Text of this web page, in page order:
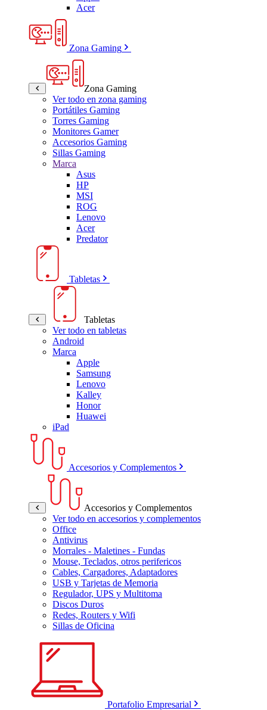
Acer
Zona Gaming
Zona Gaming
Ver todo en zona gaming
Portátiles Gaming
Torres Gaming
Monitores Gamer
Accesorios Gaming
Sillas Gaming
Marca
Asus
HP
MSI
ROG
Lenovo
Acer
Predator
Tabletas
Tabletas
Ver todo en tabletas
Android
Marca
Apple
Samsung
Lenovo
Kalley
Honor
Huawei
iPad
Accesorios y Complementos
Accesorios y Complementos
Ver todo en accesorios y complementos
Office
Antivirus
Morrales - Maletines - Fundas
Mouse, Teclados, otros perifericos
Cables, Cargadores, Adaptadores
USB y Tarjetas de Memoria
Regulador, UPS y Multitoma
Discos Duros
Redes, Routers y Wifi
Sillas de Oficina
Portafolio Empresarial